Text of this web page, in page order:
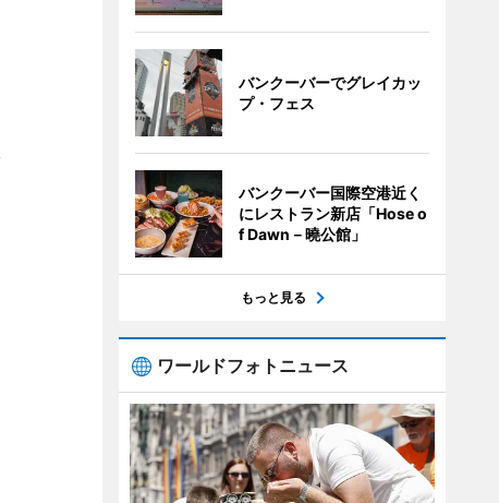
バンクーバーでグレイカッ
プ・フェス
バンクーバー国際空港近く
にレストラン新店「Hose o
f Dawn－曉公館」
もっと見る
ワールドフォトニュース